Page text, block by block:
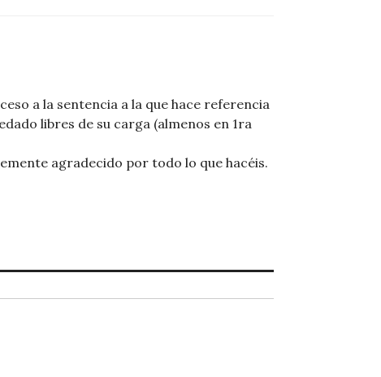
a la sentencia a la que hace referencia
libres de su carga (almenos en 1ra
agradecido por todo lo que hacéis.